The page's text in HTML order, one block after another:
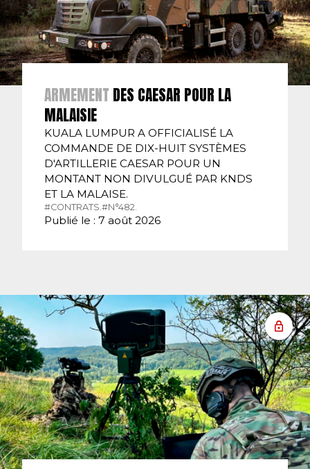
ARMEMENT DES CAESAR POUR LA
MALAISIE
KUALA LUMPUR A OFFICIALISÉ LA
COMMANDE DE DIX-HUIT SYSTÈMES
D'ARTILLERIE CAESAR POUR UN
MONTANT NON DIVULGUÉ PAR KNDS
ET LA MALAISE.
#CONTRATS. #N°482.
Publié le : 7 août 2026